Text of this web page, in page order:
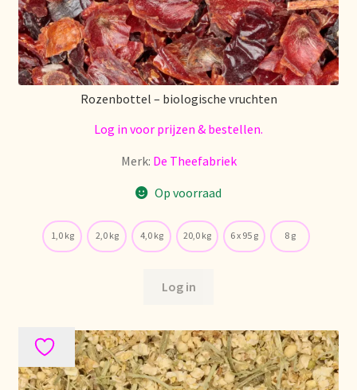
Sortiment
Stock matters
Terms and Conditions
Unsere Vision von Tee
Voedselveiligheid
Rozenbottel – biologische vruchten
Log in voor prijzen & bestellen.
Merk: De Theefabriek
Op voorraad
1,0 kg 2,0 kg 4,0 kg 20,0 kg 6 x 95 g 8 g
Log in